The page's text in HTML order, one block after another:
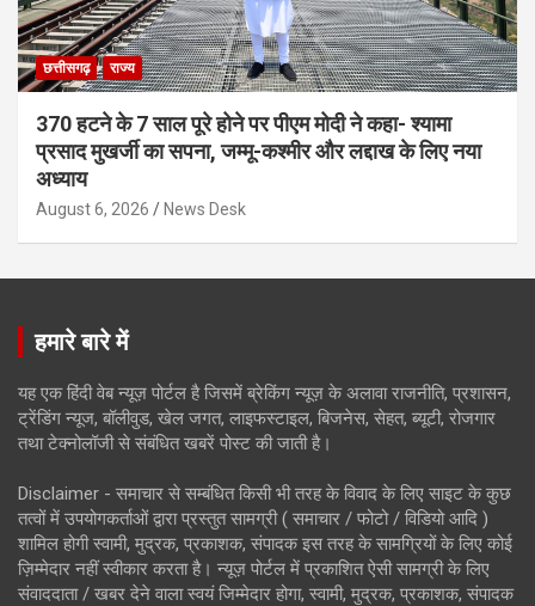
छत्तीसगढ़ राज्य
370 हटने के 7 साल पूरे होने पर पीएम मोदी ने कहा- श्यामा
प्रसाद मुखर्जी का सपना, जम्मू-कश्मीर और लद्दाख के लिए नया
अध्याय
August 6, 2026 News Desk
हमारे बारे में
यह एक हिंदी वेब न्यूज़ पोर्टल है जिसमें ब्रेकिंग न्यूज़ के अलावा राजनीति, प्रशासन,
ट्रेंडिंग न्यूज, बॉलीवुड, खेल जगत, लाइफस्टाइल, बिजनेस, सेहत, ब्यूटी, रोजगार
तथा टेक्नोलॉजी से संबंधित खबरें पोस्ट की जाती है।
Disclaimer - समाचार से सम्बंधित किसी भी तरह के विवाद के लिए साइट के कुछ
तत्वों में उपयोगकर्ताओं द्वारा प्रस्तुत सामग्री ( समाचार / फोटो / विडियो आदि )
शामिल होगी स्वामी, मुद्रक, प्रकाशक, संपादक इस तरह के सामग्रियों के लिए कोई
ज़िम्मेदार नहीं स्वीकार करता है। न्यूज़ पोर्टल में प्रकाशित ऐसी सामग्री के लिए
संवाददाता / खबर देने वाला स्वयं जिम्मेदार होगा, स्वामी, मुद्रक, प्रकाशक, संपादक